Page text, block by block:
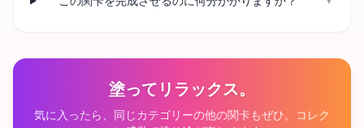
塗ってリラックス。
気に入ったら、同じカテゴリーの他の関卡もぜひ。コレク